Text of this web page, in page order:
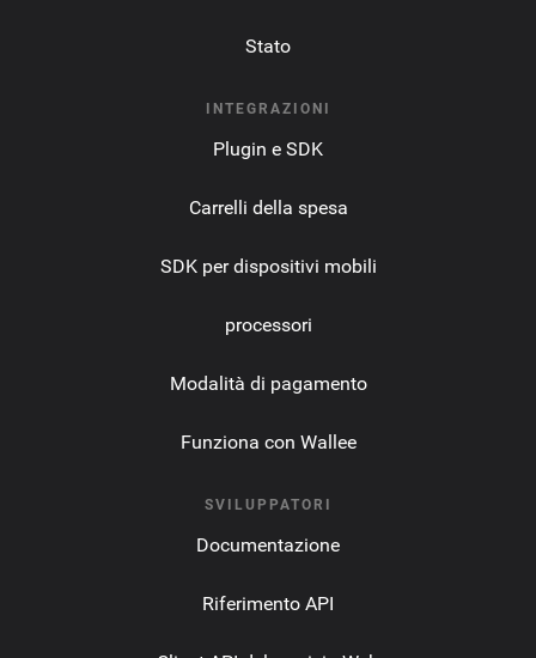
Stato
INTEGRAZIONI
Plugin e SDK
Carrelli della spesa
SDK per dispositivi mobili
processori
Modalità di pagamento
Funziona con Wallee
SVILUPPATORI
Documentazione
Riferimento API